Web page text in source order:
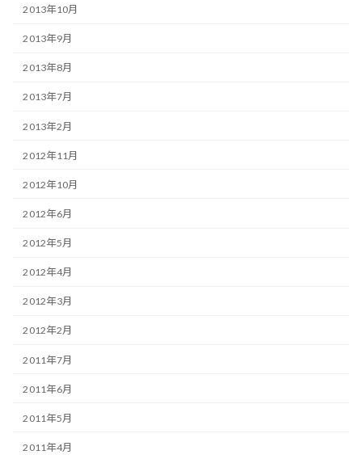
2013年10月
2013年9月
2013年8月
2013年7月
2013年2月
2012年11月
2012年10月
2012年6月
2012年5月
2012年4月
2012年3月
2012年2月
2011年7月
2011年6月
2011年5月
2011年4月